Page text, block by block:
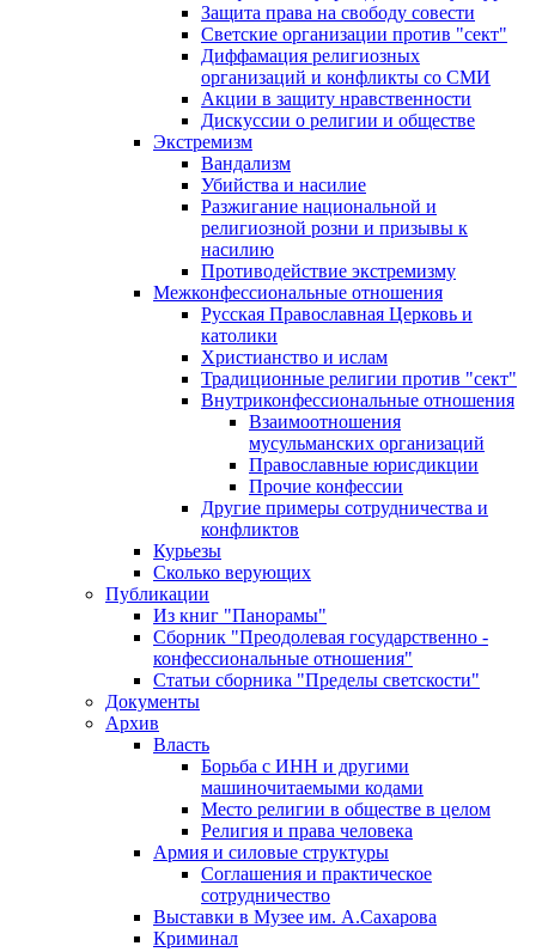
Защита права на свободу совести
Светские организации против "сект"
Диффамация религиозных
организаций и конфликты со СМИ
Акции в защиту нравственности
Дискуссии о религии и обществе
Экстремизм
Вандализм
Убийства и насилие
Разжигание национальной и
религиозной розни и призывы к
насилию
Противодействие экстремизму
Межконфессиональные отношения
Русская Православная Церковь и
католики
Христианство и ислам
Традиционные религии против "сект"
Внутриконфессиональные отношения
Взаимоотношения
мусульманских организаций
Православные юрисдикции
Прочие конфессии
Другие примеры сотрудничества и
конфликтов
Курьезы
Сколько верующих
Публикации
Из книг "Панорамы"
Сборник "Преодолевая государственно -
конфессиональные отношения"
Статьи сборника "Пределы светскости"
Документы
Архив
Власть
Борьба с ИНН и другими
машиночитаемыми кодами
Место религии в обществе в целом
Религия и права человека
Армия и силовые структуры
Соглашения и практическое
сотрудничество
Выставки в Музее им. А.Сахарова
Криминал